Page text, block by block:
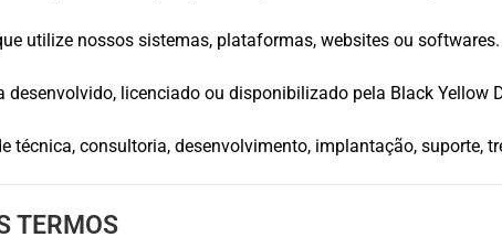
utilize nossos sistemas, plataformas, websites ou softwares.
desenvolvido, licenciado ou disponibilizado pela Black Yellow
técnica, consultoria, desenvolvimento, implantação, suporte,
TERMOS